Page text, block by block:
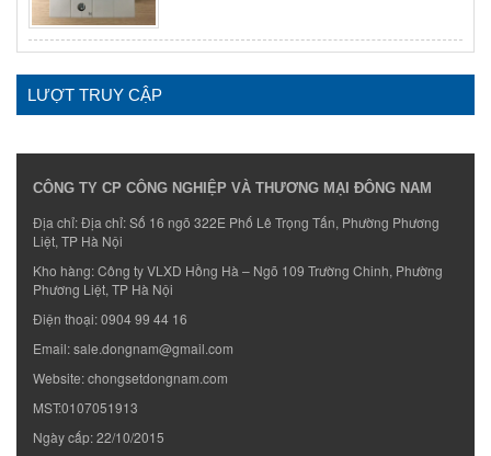
LƯỢT TRUY CẬP
CÔNG TY CP CÔNG NGHIỆP VÀ THƯƠNG MẠI ĐÔNG NAM
Địa chỉ: Địa chỉ: Số 16 ngõ 322E Phố Lê Trọng Tấn, Phường Phương
Liệt, TP Hà Nội
Kho hàng: Công ty VLXD Hồng Hà – Ngõ 109 Trường Chinh, Phường
Phương Liệt, TP Hà Nội
Điện thoại:0904 99 44 16
Email:sale.dongnam@gmail.com
Website:chongsetdongnam.com
MST:0107051913
Ngày cấp: 22/10/2015